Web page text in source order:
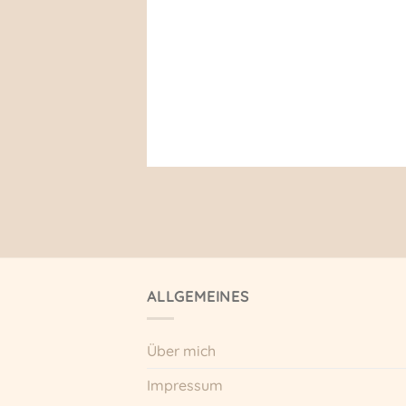
ALLGEMEINES
Über mich
Impressum